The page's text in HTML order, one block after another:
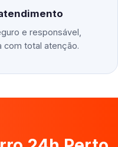
e responsável,
com total atenção.